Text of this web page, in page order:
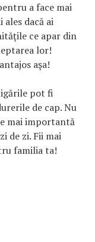
a face mai
dacă ai
ce apar din
lor!
aşa!
pot fi
de cap. Nu
mai importantă
de zi. Fii mai
familia ta!